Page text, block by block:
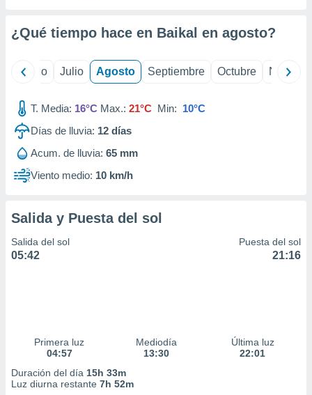
publicidad
de
¿Qué tiempo hace en Baikal en agosto?
Junio Julio Agosto Septiembre Octubre
T. Media: 16°C Max.: 21°C Min: 10°C
Días de lluvia: 12 días
Acum. de lluvia: 65 mm
Viento medio: 10 km/h
Salida y Puesta del sol
Salida del sol
05:42
Puesta del sol
21:16
Primera luz
04:57
Mediodía
13:30
Última luz
22:01
Duración del día 15h 33m
Luz diurna restante 7h 52m